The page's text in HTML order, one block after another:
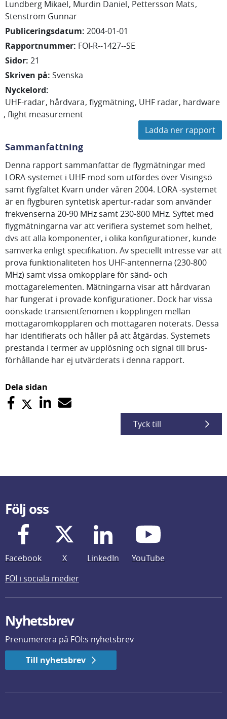
Lundberg Mikael Murdin Daniel Pettersson Mats
Stenström Gunnar
Publiceringsdatum: 2004-01-01
Rapportnummer: FOI-R--1427--SE
Sidor: 21
Skriven på: Svenska
Nyckelord:
UHF-radar hårdvara flygmätning UHF radar hardware
flight measurement
Ladda ner rapport
Sammanfattning
Denna rapport sammanfattar de flygmätningar med
LORA-systemet i UHF-mod som utfördes över Visingsö
samt flygfältet Kvarn under våren 2004. LORA -systemet
är en flygburen syntetisk apertur-radar som använder
frekvenserna 20-90 MHz samt 230-800 MHz. Syftet med
flygmätningarna var att verifiera systemet som helhet,
dvs att alla komponenter, i olika konfigurationer, kunde
samverka enligt specifikation. Av speciellt intresse var att
prova funktionaliteten hos UHF-antennerna (230-800
MHz) samt vissa omkopplare för sänd- och
mottagarelementen. Mätningarna visar att hårdvaran
har fungerat i provade konfigurationer. Dock har vissa
oönskade transientfenomen i kopplingen mellan
mottagaromkopplaren och mottagaren noterats. Dessa
har identifierats och håller på att åtgärdas. Systemets
prestanda i termer av upplösning och signal till brus-
förhållande har ej utvärderats i denna rapport.
Dela sidan
Tyck till
Följ oss
Facebook X LinkedIn
YouTube
FOI i sociala medier
Nyhetsbrev
Prenumerera på FOI:s nyhetsbrev
Till nyhetsbrev